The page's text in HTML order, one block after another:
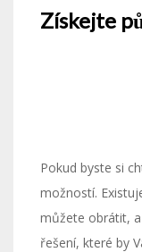
Získejte
Pokud byste si
možností.
můžete obrátit,
řešení, které by